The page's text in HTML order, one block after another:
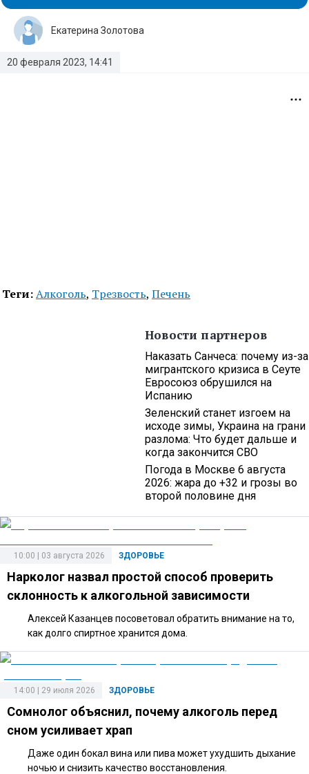
20 февраля 2023, 14:41
Екатерина Золотова
Теги:Алкоголь, Трезвость, Печень
Новости партнеров
Наказать Санчеса: почему из-за
мигрантского кризиса в Сеуте
Евросоюз обрушился на
Испанию
Зеленский станет изгоем на
исходе зимы, Украина на грани
разлома: Что будет дальше и
когда закончится СВО
Погода в Москве 6 августа
2026: жара до +32 и грозы во
второй половине дня
ЗДОРОВЬЕ
10:00 | 03 августа 2026
Нарколог назвал простой способ проверить
склонность к алкогольной зависимости
Алексей Казанцев посоветовал обратить внимание на то,
как долго спиртное хранится дома.
ЗДОРОВЬЕ
14:00 | 29 июля 2026
Сомнолог объяснил, почему алкоголь перед
сном усиливает храп
Даже один бокал вина или пива может ухудшить дыхание
ночью и снизить качество восстановления.